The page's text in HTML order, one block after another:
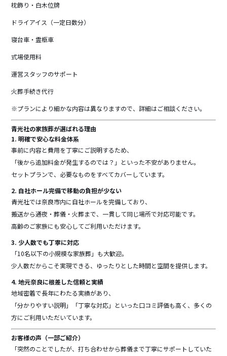
枕飾り・白木位牌
ドライアイス（一定日数分）
寝台車・霊柩車
式場使用料
運営スタッフのサポート
火葬手続き代行
※プランにより細かな内容は異なりますので、詳細はご相談ください。
青光社の家族葬が選ばれる理由
1. 明確で安心な料金体系
事前に内容と費用を丁寧にご説明するため、
「後から追加料金が発生するのでは？」といった不安がありません。
セットプランで、必要なものをすべてカバーしています。
2. 自社ホール完備で移動の負担が少ない
青光社では奈良市内に自社ホールを完備しており、
搬送から通夜・葬儀・火葬まで、一貫して同じ場所で対応可能です。
高齢のご家族にも安心してご利用いただけます。
3. 少人数でも丁寧に対応
「10名以下の小規模な家族葬」も大歓迎。
少人数だからこそ実現できる、ゆったりとした時間と空間を提供します。
4. 地元奈良に根差した信頼と実績
地域密着で長年にわたる実績があり、
「分かりやすい説明」「丁寧な対応」といった口コミ評価も高く、多くの
方にご利用いただいています。
お客様の声（一部ご紹介）
「突然のことでしたが、打ち合わせから葬儀まで丁寧にサポートしていた